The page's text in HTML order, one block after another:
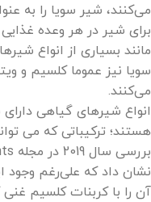
می‌کنند، شیر سویا را به
برای شیر در هر وعده غذایی
مانند بسیاری از انواع
می‌کنند.
انواع شیرهای گیاهی
هستند؛ ترکیباتی که می
نشان داد که علی‌رغم وجود
آن را با کربنات کلسیم